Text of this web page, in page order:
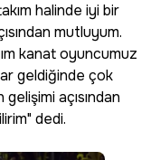
halinde iyi bir
mutluyum.
kanat oyuncumuz
geldiğinde çok
açısından
dedi.